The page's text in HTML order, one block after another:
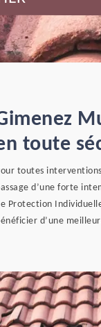
toute
toutes
d’une forte
Protection
d’une